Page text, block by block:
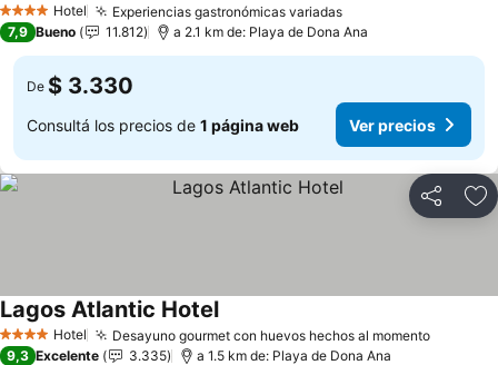
4 EstrellasHotel Experiencias gastronómicas variadas
7,9 Bueno 11.812 a 2.1 km de: Playa de Dona Ana
De $ 3.330
Consultá los precios de 1 página web Ver precios
Compartir
4 EstrellasHotel Desayuno gourmet con huevos hechos al momento
Lagos Atlantic Hotel
9,3 Excelente 3.335 a 1.5 km de: Playa de Dona Ana